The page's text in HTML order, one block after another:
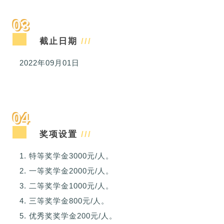
03
截止日期///
2022年09月01日
04
奖项设置///
1. 特等奖学金3000元/人。
2. 一等奖学金2000元/人。
3. 二等奖学金1000元/人。
4. 三等奖学金800元/人。
5. 优秀奖奖学金200元/人。